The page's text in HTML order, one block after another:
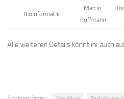
Bioinformatik
Martin
Hoffmann
Alle weiteren Details könnt ihr auch